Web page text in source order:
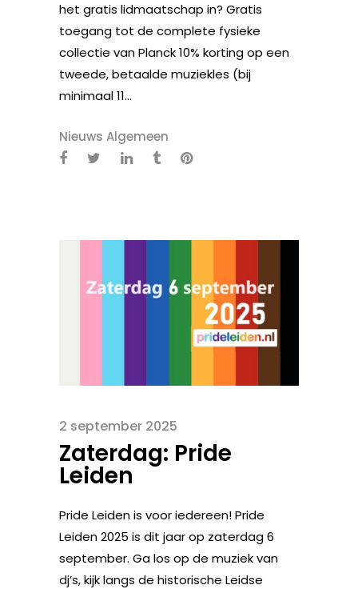
het gratis lidmaatschap in? Gratis
toegang tot de complete fysieke
collectie van Planck 10% korting op een
tweede, betaalde muziekles (bij
minimaal 11...
Nieuws Algemeen
2 september 2025
Zaterdag: Pride
Leiden
Pride Leiden is voor iedereen! Pride
Leiden 2025 is dit jaar op zaterdag 6
september. Ga los op de muziek van
dj’s, kijk langs de historische Leidse